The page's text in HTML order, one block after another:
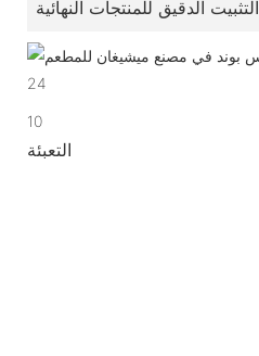
التثبيت الدقيق للمنتجات النهائية
10
التعبئة